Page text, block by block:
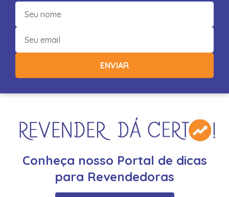
ENVIAR
Conheça nosso Portal de dicas
para Revendedoras